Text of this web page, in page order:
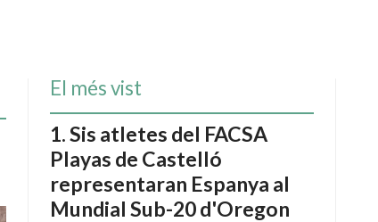
El més vist
Sis atletes del FACSA
Playas de Castelló
representaran Espanya al
Mundial Sub-20 d'Oregon